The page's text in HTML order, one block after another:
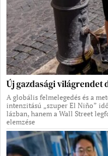
Új gazdasági világrendet
A globális felmelegedés és a
intenzitású „szuper El Niño”
lázban, hanem a Wall Street
elemzése